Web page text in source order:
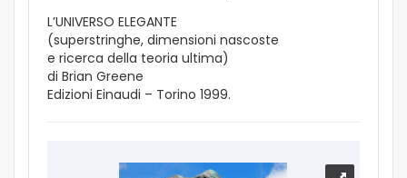
L’UNIVERSO ELEGANTE
(superstringhe, dimensioni nascoste
e ricerca della teoria ultima)
di Brian Greene
Edizioni Einaudi – Torino 1999.